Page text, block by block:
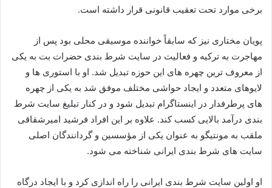
برخی موارد تحت تعقیب قانونی قرار داشته است.
پویان مختاری نیز که سابقاً خواننده موسیقی محلی بود پس از
مهاجرت به ترکیه و فعالیت در سایت شرط‌ بندی حضرات بت به یکی
از معروف‌ ترین چهره‌ های این حوزه تبدیل شد. او با استوری‌ ها و
لایوهای متعدد و ایجاد حواشی مختلف موفق شد به یکی از چهره‌
های پرطرفدار در اینستاگرام تبدیل شود و در کنار تبلیغ سایت شرط‌
بندی درآمد بالایی کسب کند. علاوه بر این افراد فرشید امیرشقاقی
ملقب به مونتیگو به عنوان یکی از مؤسسین و گردانندگان اصلی
سایت‌ های شرط‌ بندی ایرانی شناخته می‌ شود.
او اولین سایت شرط‌ بندی ایرانی را راه‌ اندازی کرد و با ایجاد درگاه‌